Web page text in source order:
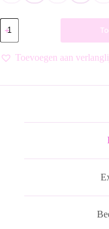
SHORT
NICOL
WHITE
VAN
ZIZO
Toevoegen aan